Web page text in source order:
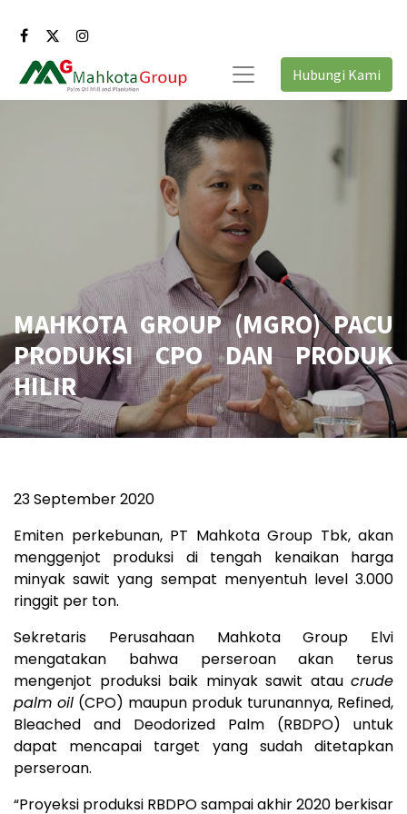
Hubungi Kami
MAHKOTA GROUP (MGRO) PACU
PRODUKSI CPO DAN PRODUK
HILIR
23 September 2020
Emiten perkebunan, PT Mahkota Group Tbk, akan
menggenjot produksi di tengah kenaikan harga
minyak sawit yang sempat menyentuh level 3.000
ringgit per ton.
Sekretaris Perusahaan Mahkota Group Elvi
mengatakan bahwa perseroan akan terus
mengenjot produksi baik minyak sawit atau crude
palm oil (CPO) maupun produk turunannya, Refined,
Bleached and Deodorized Palm (RBDPO) untuk
dapat mencapai target yang sudah ditetapkan
perseroan.
“Proyeksi produksi RBDPO sampai akhir 2020 berkisar